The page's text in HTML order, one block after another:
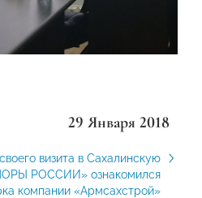
29 Января 2018
визита в Сахалинскую
РОССИИ» ознакомился
компании «Армсахстрой»